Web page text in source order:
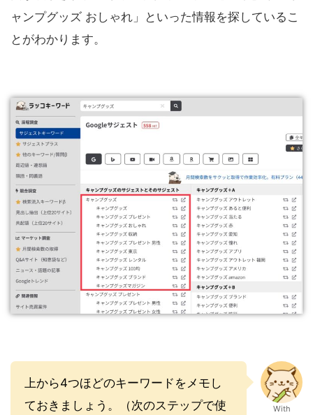
ャンプグッズ おしゃれ」といった情報を探しているこ
とがわかります。
上から4つほどのキーワードをメモし
ておきましょう。（次のステップで使
With